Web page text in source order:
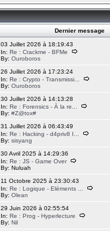
Dernier message
03 Juillet 2026 à 18:19:43
In: Re : Crackme - BFMe
By: Ouroboros
26 Juillet 2026 à 17:23:24
In: Re : Crypto - Transmissi...
By: Ouroboros
30 Juillet 2026 à 14:13:28
In: Re : Forensics - À la re...
By: #Z@tox#
31 Juillet 2026 à 06:43:49
In: Re : Hacking - d4priv8 I...
By: sisyang
30 Avril 2025 à 14:29:36
In: Re : JS - Game Over
By: Nuluah
11 Octobre 2025 à 23:30:43
In: Re : Logique - Eléments ...
By: Olean
29 Juin 2026 à 02:55:54
In: Re : Prog - Hyperlecture
By: Nil